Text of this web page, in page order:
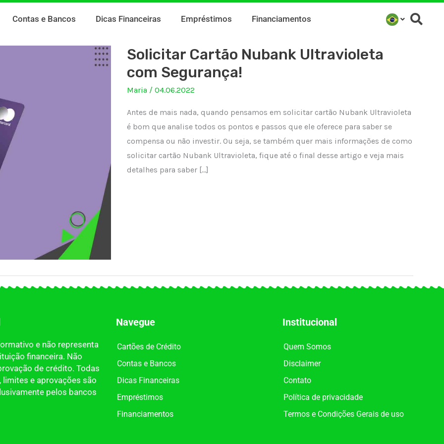
Contas e Bancos Dicas Financeiras Empréstimos Financiamentos
Solicitar Cartão Nubank Ultravioleta
com Segurança!
Maria / 04.06.2022
Antes de mais nada, quando pensamos em solicitar cartão Nubank Ultravioleta
é bom que analise todos os pontos e passos que ele oferece para saber se
compensa ou não investir. Ou seja, se também quer mais informações de como
solicitar cartão Nubank Ultravioleta, fique até o final desse artigo e veja mais
detalhes para saber […]
e não representa
financeira. Não
de crédito. Todas
limites e aprovações são
pelos bancos
Navegue
Cartões de Crédito
Contas e Bancos
Dicas Financeiras
Empréstimos
Financiamentos
Institucional
Quem Somos
Disclaimer
Contato
Política de privacidade
Termos e Condições Gerais de uso